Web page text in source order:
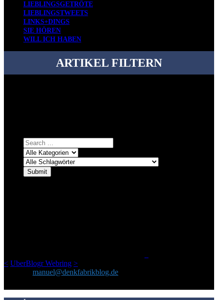
LIEBLINGSGETRÖTE
LIEBLINGSTWEETS
LINKS+DINGS
SIE HÖREN
WILL ICH HABEN
ARTIKEL FILTERN
< UberBlogr Webring >
manuel@denkfabrikblog.de